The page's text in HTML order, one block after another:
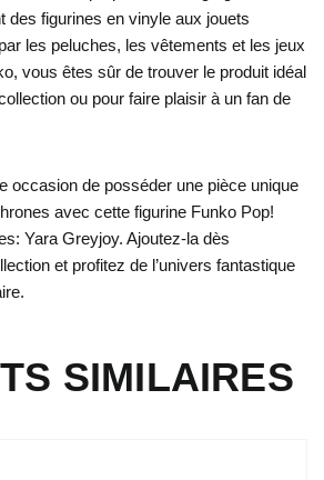
des figurines en vinyle aux jouets
les peluches, les vêtements et les jeux
vous êtes sûr de trouver le produit idéal
ou pour faire plaisir à un fan de
occasion de posséder une pièce unique
avec cette figurine Funko Pop!
Yara Greyjoy. Ajoutez-la dès
et profitez de l’univers fantastique
SIMILAIRES